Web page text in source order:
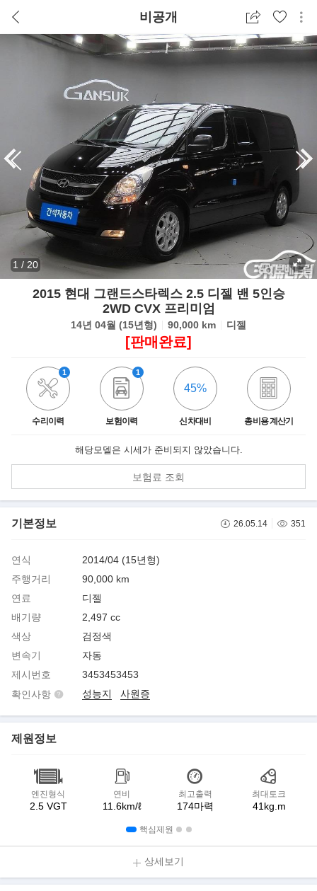
비공개
1 / 20
2015 현대 그랜드스타렉스 2.5 디젤 밴 5인승
2WD CVX 프리미엄
14년 04월 (15년형) 90,000 km 디젤
[판매완료]
수리이력
1
보험이력
1
신차대비
45%
총비용 계산기
해당모델은 시세가 준비되지 않았습니다.
보험료 조회
기본정보 26.05.14 351
연식
2014/04 (15년형)
주행거리
90,000 km
연료
디젤
배기량
2,497 cc
색상
검정색
변속기
자동
제시번호
3453453453
확인사항
성능지 사원증
제원정보
엔진형식
2.5 VGT
연비
11.6km/ℓ
최고출력
174마력
최대토크
41kg.m
핵심제원
상세보기